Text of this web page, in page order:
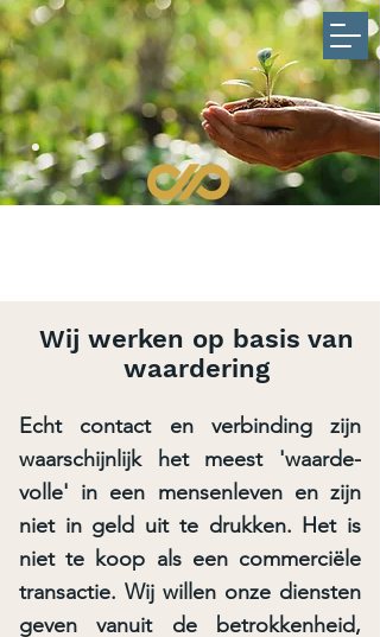
Wij werken op basis van
waardering
Echt contact en verbinding zijn
waarschijnlijk het meest 'waarde-
volle' in een mensenleven en zijn
niet in geld uit te drukken. Het is
niet te koop als een commerciële
transactie. Wij willen onze diensten
geven vanuit de betrokkenheid,